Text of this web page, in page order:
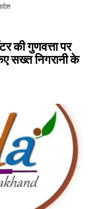
की गुणवत्ता पर
सख्त निगरानी के